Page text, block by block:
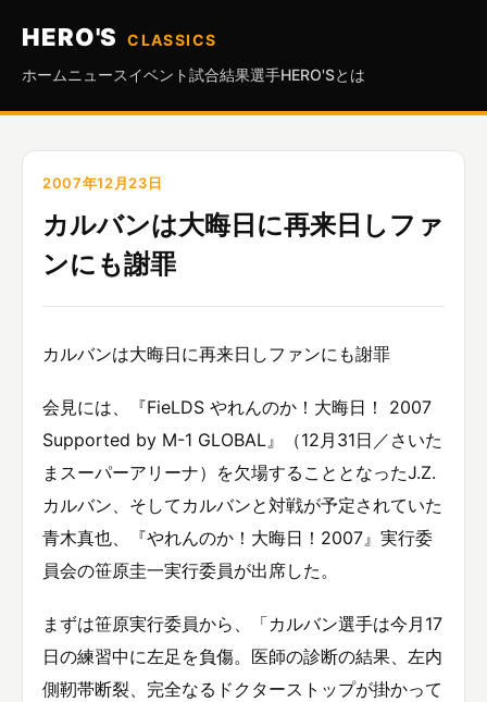
HERO'S
CLASSICS
ホーム ニュースイベント試合結果選手HERO'Sとは
2007年12月23日
カルバンは大晦日に再来日しファ
ンにも謝罪
カルバンは大晦日に再来日しファンにも謝罪
会見には、『FieLDS やれんのか！大晦日！ 2007
Supported by M-1 GLOBAL』（12月31日／さいた
まスーパーアリーナ）を欠場することとなったJ.Z.
カルバン、そしてカルバンと対戦が予定されていた
青木真也、『やれんのか！大晦日！2007』実行委
員会の笹原圭一実行委員が出席した。
まずは笹原実行委員から、「カルバン選手は今月17
日の練習中に左足を負傷。医師の診断の結果、左内
側靭帯断裂、完全なるドクターストップが掛かって